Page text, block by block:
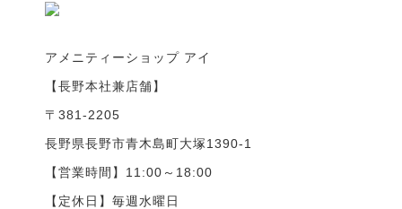
アメニティーショップ アイ
【長野本社兼店舗】
〒381-2205
長野県長野市青木島町大塚1390-1
【営業時間】11:00～18:00
【定休日】毎週水曜日